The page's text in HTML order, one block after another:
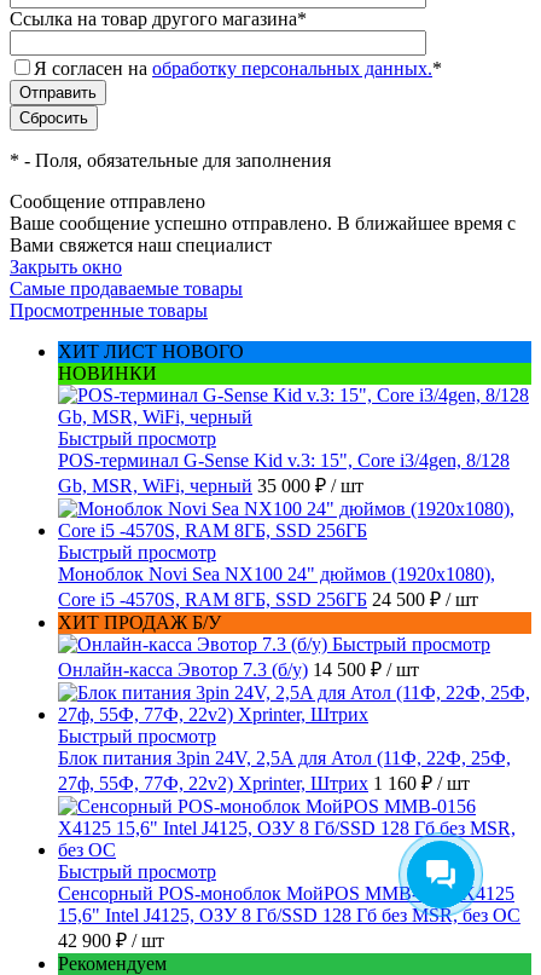
Ссылка на товар другого магазина*
Я согласен на обработку персональных данных.*
* - Поля, обязательные для заполнения
Сообщение отправлено
Ваше сообщение успешно отправлено. В ближайшее время с
Вами свяжется наш специалист
Закрыть окно
Самые продаваемые товары
Просмотренные товары
ХИТ ЛИСТ НОВОГО
НОВИНКИ
Быстрый просмотр
POS-терминал G-Sense Kid v.3: 15", Core i3/4gen, 8/128
Gb, MSR, WiFi, черный 35 000 ₽ / шт
Быстрый просмотр
Моноблок Novi Sea NX100 24" дюймов (1920x1080),
Core i5 -4570S, RAM 8ГБ, SSD 256ГБ 24 500 ₽ / шт
ХИТ ПРОДАЖ Б/У
Быстрый просмотр
Онлайн-касса Эвотор 7.3 (б/у) 14 500 ₽ / шт
Быстрый просмотр
Блок питания 3pin 24V, 2,5A для Атол (11Ф, 22Ф, 25Ф,
27ф, 55Ф, 77Ф, 22v2) Xprinter, Штрих 1 160 ₽ / шт
Быстрый просмотр
Сенсорный POS-моноблок МойPOS MMB-0156 X4125
15,6" Intel J4125, ОЗУ 8 Гб/SSD 128 Гб без MSR, без ОС
42 900 ₽ / шт
Рекомендуем